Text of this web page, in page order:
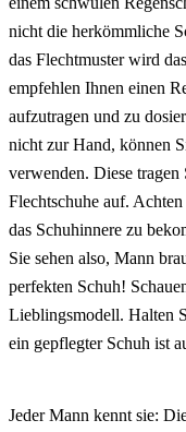
nicht die herkömmliche
das Flechtmuster wird
empfehlen Ihnen einen
aufzutragen und zu
nicht zur Hand, können
verwenden. Diese
Flechtschuhe auf.
das Schuhinnere zu
Sie sehen also, Mann
perfekten Schuh!
Lieblingsmodell. Halten
ein gepflegter Schuh ist
Jeder Mann kennt sie: